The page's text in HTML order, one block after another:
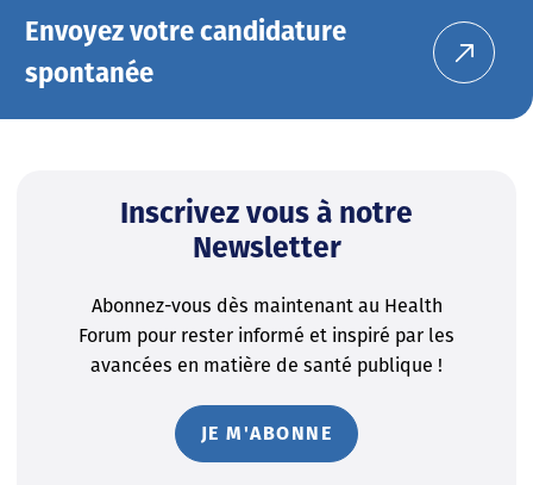
Envoyez votre candidature
spontanée
Inscrivez vous à notre
Newsletter
Abonnez-vous dès maintenant au Health
Forum pour rester informé et inspiré par les
avancées en matière de santé publique !
JE M'ABONNE